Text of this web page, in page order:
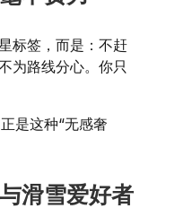
标签，而是：不赶
为路线分心。你只
是这种“无感奢
滑雪爱好者